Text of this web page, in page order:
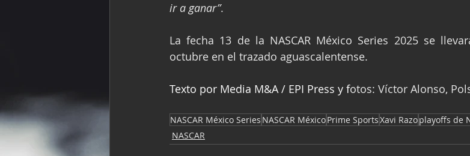
ir a ganar”.
La fecha 13 de la NASCAR México Series 2025 se
octubre en el trazado aguascalentense.
Texto por Media M&A / EPI Press y fotos: Víctor Alonso,
NASCAR México Series NASCAR MéxicoPrime SportsXavi Razoplayoffs de
NASCAR